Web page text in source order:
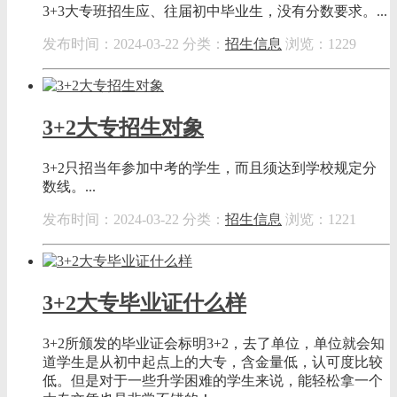
3+3大专班招生应、往届初中毕业生，没有分数要求。...
发布时间：2024-03-22 分类： 招生信息 浏览：1229
3+2大专招生对象
3+2只招当年参加中考的学生，而且须达到学校规定分
数线。...
发布时间：2024-03-22 分类： 招生信息 浏览：1221
3+2大专毕业证什么样
3+2所颁发的毕业证会标明3+2，去了单位，单位就会知
道学生是从初中起点上的大专，含金量低，认可度比较
低。但是对于一些升学困难的学生来说，能轻松拿一个